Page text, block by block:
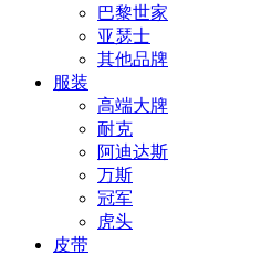
巴黎世家
亚瑟士
其他品牌
服装
高端大牌
耐克
阿迪达斯
万斯
冠军
虎头
皮带